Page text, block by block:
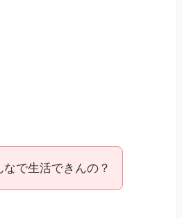
なで生活できんの？